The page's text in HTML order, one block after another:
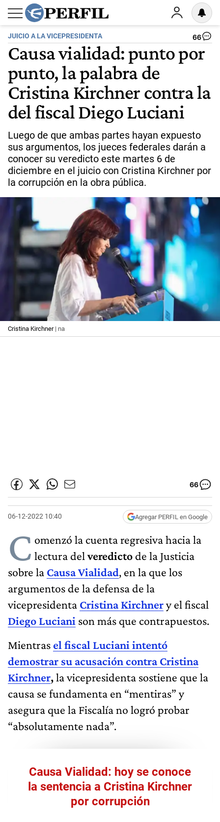
JUICIO A LA VICEPRESIDENTA 66
Causa vialidad: punto por
punto, la palabra de
Cristina Kirchner contra la
del fiscal Diego Luciani
Luego de que ambas partes hayan expuesto
sus argumentos, los jueces federales darán a
conocer su veredicto este martes 6 de
diciembre en el juicio con Cristina Kirchner por
la corrupción en la obra pública.
Cristina Kirchner| na
66
06-12-2022 10:40 Agregar PERFIL en Google
C omenzó la cuenta regresiva hacia la
lectura delveredicto de la Justicia
sobre la Causa Vialidad, en la que los
argumentos de la defensa de la
vicepresidenta Cristina Kirchnery el fiscal
Diego Luciani son más que contrapuestos.
Mientras el fiscal Luciani intentó
demostrar su acusación contra Cristina
Kirchner,la vicepresidenta sostiene que la
causa se fundamenta en “mentiras” y
asegura que la Fiscalía no logró probar
“absolutamente nada”.
Causa Vialidad: hoy se conoce
la sentencia a Cristina Kirchner
por corrupción